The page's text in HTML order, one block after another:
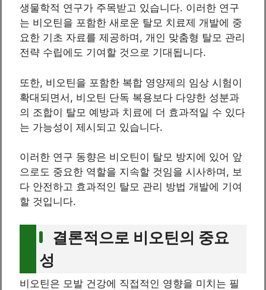
생물학적 연구가 주목받고 있습니다. 이러한 연구
는 비오틴을 포함한 새로운 탈모 치료제 개발에 중
요한 기초 자료를 제공하며, 개인 맞춤형 탈모 관리
전략 수립에도 기여할 것으로 기대됩니다.
또한, 비오틴을 포함한 복합 영양제의 임상 시험이
확대되면서, 비오틴 단독 복용보다 다양한 성분과
의 조합이 탈모 예방과 치료에 더 효과적일 수 있다
는 가능성이 제시되고 있습니다.
이러한 연구 동향은 비오틴이 탈모 방지에 있어 앞
으로도 중요한 역할을 지속할 것임을 시사하며, 보
다 안전하고 효과적인 탈모 관리 방법 개발에 기여
할 것입니다.
결론적으로 비오틴의 중요
성
비오틴은 모발 건강에 직접적인 영향을 미치는 필